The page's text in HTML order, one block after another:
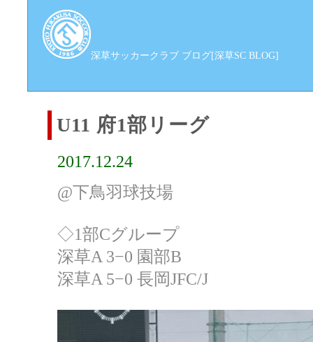
深草サッカークラブ ブログ[深草SC BLOG]
U11 府1部リーグ
2017.12.24
@下鳥羽球技場
◇1部Cグループ
深草A 3−0 園部B
深草A 5−0 長岡JFC/J